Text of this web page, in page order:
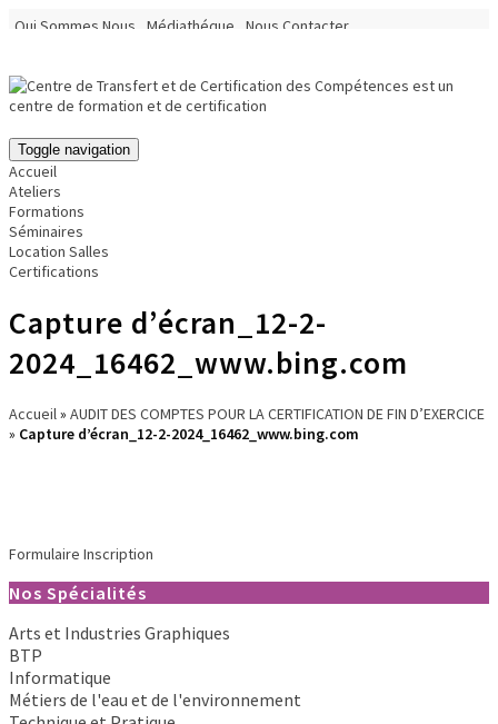
Qui Sommes Nous Médiathéque
Nous Contacter
Toggle navigation
Accueil
Ateliers
Formations
Séminaires
Location Salles
Certifications
Capture d’écran_12-2-
2024_16462_www.bing.com
Accueil » AUDIT DES COMPTES POUR LA CERTIFICATION DE FIN D’EXERCICE
» Capture d’écran_12-2-2024_16462_www.bing.com
Formulaire Inscription
Nos Spécialités
Arts et Industries Graphiques
BTP
Informatique
Métiers de l'eau et de l'environnement